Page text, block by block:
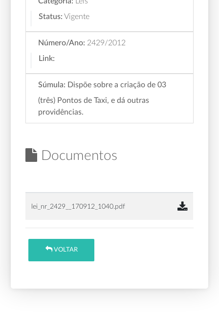
Status: Vigente
Número/Ano: 2429/2012
Link:
Súmula: Dispõe sobre a criação de 03
(três) Pontos de Taxi, e dá outras
providências.
Documentos
lei_nr_2429__170912_1040.pdf
VOLTAR